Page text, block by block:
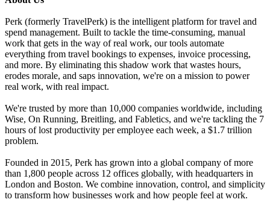
Perk (formerly TravelPerk) is the intelligent platform for travel and
spend management. Built to tackle the time-consuming, manual
work that gets in the way of real work, our tools automate
everything from travel bookings to expenses, invoice processing,
and more. By eliminating this shadow work that wastes hours,
erodes morale, and saps innovation, we're on a mission to power
real work, with real impact.
We're trusted by more than 10,000 companies worldwide, including
Wise, On Running, Breitling, and Fabletics, and we're tackling the 7
hours of lost productivity per employee each week, a $1.7 trillion
problem.
Founded in 2015, Perk has grown into a global company of more
than 1,800 people across 12 offices globally, with headquarters in
London and Boston. We combine innovation, control, and simplicity
to transform how businesses work and how people feel at work.